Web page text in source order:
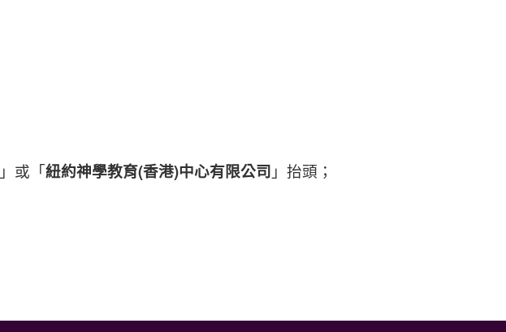
」或「紐約神學教育(香港)中心有限公司 」抬頭；